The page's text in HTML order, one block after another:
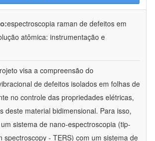
espectroscopia raman de defeitos em
atômica: instrumentação e
visa a compreensão do
de defeitos isolados em folhas de
no controle das propriedades elétricas,
deste material bidimensional. Para isso,
sistema de nano-espectroscopia (tip-
spectroscopy - TERS) com um sistema de